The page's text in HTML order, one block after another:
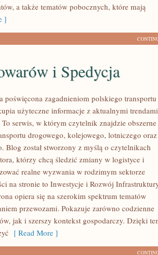
a także tematów pobocznych, które mają
]
i Spedycja
poświęcona zagadnieniom polskiego transportu
użyteczne informacje z aktualnymi
serwis, w którym czytelnik znajdzie obszerne
drogowego, kolejowego, lotniczego oraz
Blog został stworzony z myślą o czytelnikach
którzy chcą śledzić zmiany w logistyce i
realne wyzwania w rodzimym sektorze
na stronie to Inwestycje i Rozwój
opiera się na szerokim spektrum tematów
przewozami. Pokazuje zarówno codzienne
jak i szerszy kontekst gospodarczy. Dzięki
[ Read More ]